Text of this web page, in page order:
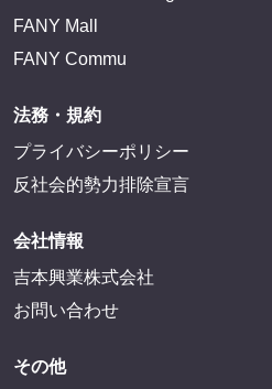
FANY Mall
FANY Commu
法務・規約
プライバシーポリシー
反社会的勢力排除宣言
会社情報
吉本興業株式会社
お問い合わせ
その他